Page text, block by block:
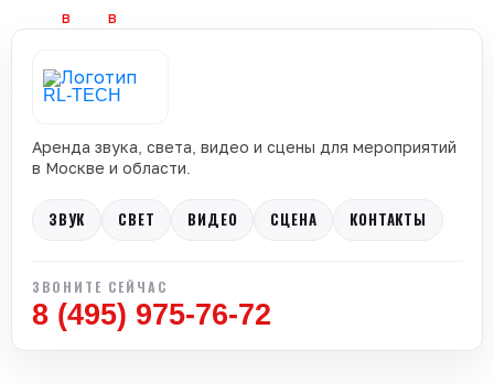
Аренда звука, света, видео и сцены для мероприятий
в Москве и области.
ЗВУК СВЕТ ВИДЕО СЦЕНА КОНТАКТЫ
ЗВОНИТЕ СЕЙЧАС
8 (495) 975-76-72